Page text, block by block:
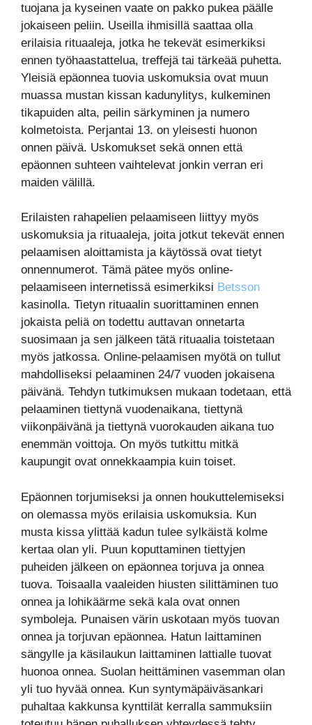
tuojana ja kyseinen vaate on pakko pukea päälle
jokaiseen peliin. Useilla ihmisillä saattaa olla
erilaisia rituaaleja, jotka he tekevät esimerkiksi
ennen työhaastattelua, treffejä tai tärkeää puhetta.
Yleisiä epäonnea tuovia uskomuksia ovat muun
muassa mustan kissan kadunylitys, kulkeminen
tikapuiden alta, peilin särkyminen ja numero
kolmetoista. Perjantai 13. on yleisesti huonon
onnen päivä. Uskomukset sekä onnen että
epäonnen suhteen vaihtelevat jonkin verran eri
maiden välillä.
Erilaisten rahapelien pelaamiseen liittyy myös
uskomuksia ja rituaaleja, joita jotkut tekevät ennen
pelaamisen aloittamista ja käytössä ovat tietyt
onnennumerot. Tämä pätee myös online-
pelaamiseen internetissä esimerkiksi Betsson
kasinolla. Tietyn rituaalin suorittaminen ennen
jokaista peliä on todettu auttavan onnetarta
suosimaan ja sen jälkeen tätä rituaalia toistetaan
myös jatkossa. Online-pelaamisen myötä on tullut
mahdolliseksi pelaaminen 24/7 vuoden jokaisena
päivänä. Tehdyn tutkimuksen mukaan todetaan, että
pelaaminen tiettynä vuodenaikana, tiettynä
viikonpäivänä ja tiettynä vuorokauden aikana tuo
enemmän voittoja. On myös tutkittu mitkä
kaupungit ovat onnekkaampia kuin toiset.
Epäonnen torjumiseksi ja onnen houkuttelemiseksi
on olemassa myös erilaisia uskomuksia. Kun
musta kissa ylittää kadun tulee sylkäistä kolme
kertaa olan yli. Puun koputtaminen tiettyjen
puheiden jälkeen on epäonnea torjuva ja onnea
tuova. Toisaalla vaaleiden hiusten silittäminen tuo
onnea ja lohikäärme sekä kala ovat onnen
symboleja. Punaisen värin uskotaan myös tuovan
onnea ja torjuvan epäonnea. Hatun laittaminen
sängylle ja käsilaukun laittaminen lattialle tuovat
huonoa onnea. Suolan heittäminen vasemman olan
yli tuo hyvää onnea. Kun syntymäpäiväsankari
puhaltaa kakkunsa kynttilät kerralla sammuksiin